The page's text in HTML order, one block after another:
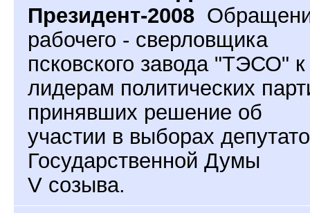
Президент-2008
рабочего - сверловщика
псковского завода "ТЭСО" к
лидерам политических
принявших решение об
участии в выборах
Государственной Думы
V созыва.